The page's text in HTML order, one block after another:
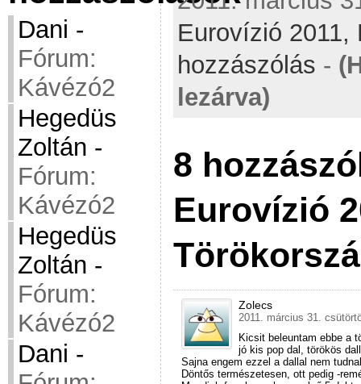
Dani -
Fórum:
Kávézó2
Hegedüs
Zoltán -
Fórum:
Kávézó2
Hegedüs
Zoltán -
Fórum:
Kávézó2
Dani -
Eurovízió 2011,
hozzászólás -
lezárva)
8
Eurovízió
Zolecs
2011. március 31.
Kicsit beleuntam ebbe a
jó kis pop dal, törökös
Sajna engem ezzel a dallal nem
Döntős természetesen, ott pedig -